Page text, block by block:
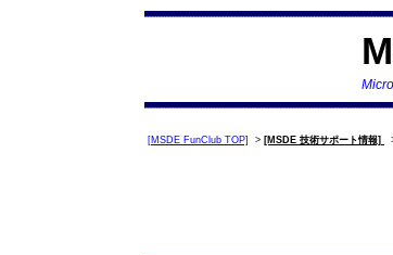
[MSDE FunClub TOP] > [MSDE 技術サポート情報]